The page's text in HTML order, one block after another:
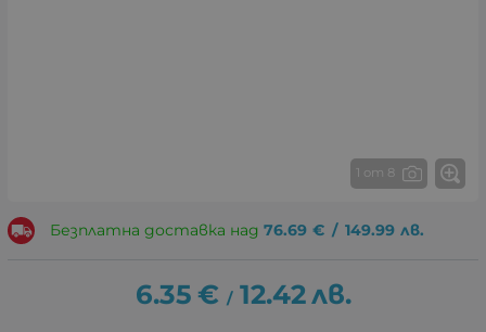
1 от 8
Безплатна доставка над 76.69 € / 149.99 лв.
6.35 € / 12.42лв.